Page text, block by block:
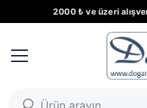
2000 ₺ ve üzeri